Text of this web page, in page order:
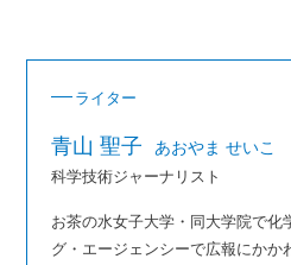
ライター
青山 聖子 あおやま せいこ
科学技術ジャーナリスト
お茶の水女子大学・同大学院で化
グ・エージェンシーで広報にかか